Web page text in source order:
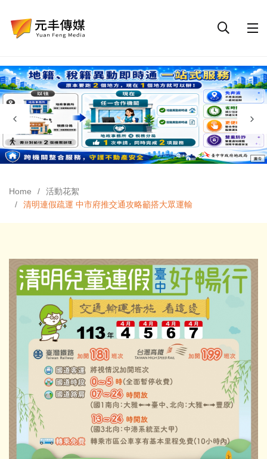
Home
活動花絮
清明連假疏運 中市府推交通攻略籲搭大眾運輸